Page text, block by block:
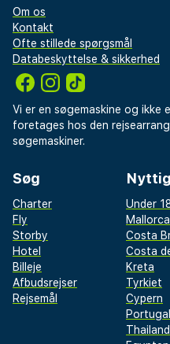
Om os
Kontakt
Ofte stillede spørgsmål
Databeskyttelse & sikkerhed
Vi er en søgemaskine og ikke
foretages hos den
søgemaskiner.
Søg
Charter
Fly
Storby
Hotel
Billeje
Afbudsrejser
Rejsemål
Under
Mallorca
Costa
Costa
Kreta
Tyrkiet
Cypern
Portugal
Thailand